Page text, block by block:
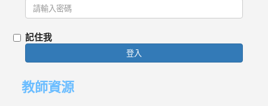
記住我
登入
教師資源